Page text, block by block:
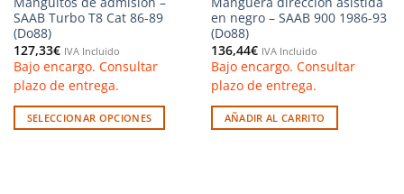
SAAB Turbo T8 Cat 86-89
(Do88)
127,33€ IVA Incluido
Bajo encargo. Consultar
plazo de entrega.
SELECCIONAR OPCIONES
en negro – SAAB 900 1986-93
(Do88)
136,44€ IVA Incluido
Bajo encargo. Consultar
plazo de entrega.
AÑADIR AL CARRITO